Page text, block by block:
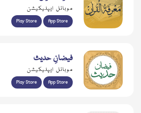
موبائل ایپلیکیشن
Play Store App Store
فیضانِ حدیث
موبائل ایپلیکیشن
Play Store App Store